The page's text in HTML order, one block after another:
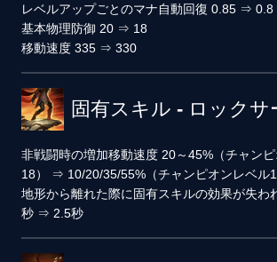
レベルアップごとのマナ自動回復 0.85 ⇒ 0.8
基本物理防御 20 ⇒ 18
移動速度 335 ⇒ 330
固有スキル - ロックサ
非戦闘時の増加移動速度 20～45%（チャン
18）
⇒ 10/20/35/55%（チャンピオンレベル
地形から離れた際に固有スキルの効果が失わ
秒 ⇒ 2.5秒